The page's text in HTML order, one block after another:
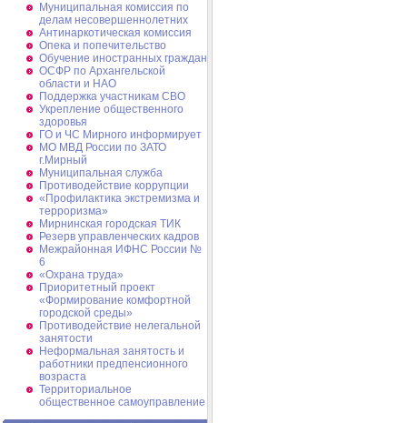
Муниципальная комиссия по
делам несовершеннолетних
Антинаркотическая комиссия
Опека и попечительство
Обучение иностранных граждан
ОСФР по Архангельской
области и НАО
Поддержка участникам СВО
Укрепление общественного
здоровья
ГО и ЧС Мирного информирует
МО МВД России по ЗАТО
г.Мирный
Муниципальная cлужба
Противодействие коррупции
«Профилактика экстремизма и
терроризма»
Мирнинская городская ТИК
Резерв управленческих кадров
Межрайонная ИФНС России №
6
«Охрана труда»
Приоритетный проект
«Формирование комфортной
городской среды»
Противодействие нелегальной
занятости
Неформальная занятость и
работники предпенсионного
возраста
Территориальное
общественное самоуправление